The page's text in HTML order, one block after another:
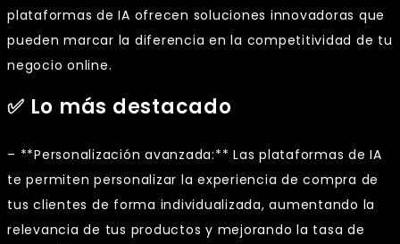
plataformas de IA ofrecen soluciones innovadoras que
pueden marcar la diferencia en la competitividad de tu
negocio online.
✅ Lo más destacado
– **Personalización avanzada:** Las plataformas de IA
te permiten personalizar la experiencia de compra de
tus clientes de forma individualizada, aumentando la
relevancia de tus productos y mejorando la tasa de